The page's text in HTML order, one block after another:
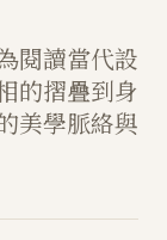
閱讀當代設
的摺疊到身
美學脈絡與